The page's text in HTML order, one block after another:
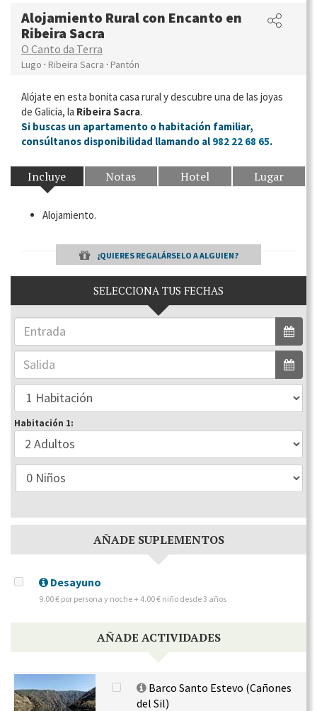
Alojamiento Rural con Encanto en
Ribeira Sacra
O Canto da Terra
Lugo · Ribeira Sacra · Pantón
Alójate en esta bonita casa rural y descubre una de las joyas
de Galicia, la Ribeira Sacra.
Si buscas un apartamento o habitación familiar,
consúltanos disponibilidad llamando al 982 22 68 65.
Incluye Notas Hotel Lugar
Alojamiento.
¿QUIERES REGALÁRSELO A ALGUIEN?
SELECCIONA TUS FECHAS
Habitación 1:
AÑADE SUPLEMENTOS
Desayuno
9.00 € por persona y noche + 4.00 € niño desde 3 años
AÑADE ACTIVIDADES
Barco Santo Estevo (Cañones
del Sil)